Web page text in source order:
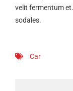
velit fermentum
sodales.
Car